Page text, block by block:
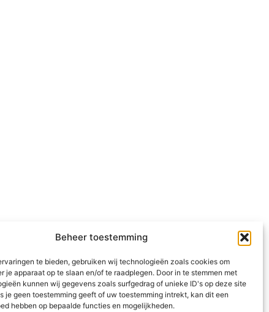
Beheer toestemming
te bieden, gebruiken wij technologieën zoals cookies om
je apparaat op te slaan en/of te raadplegen. Door in te stemmen met
kunnen wij gegevens zoals surfgedrag of unieke ID's op deze site
je geen toestemming geeft of uw toestemming intrekt, kan dit een
hebben op bepaalde functies en mogelijkheden.